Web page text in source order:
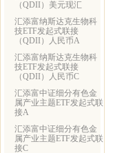
（QDII）美元现汇
汇添富纳斯达克生物科
技ETF发起式联接
（QDII）人民币A
汇添富纳斯达克生物科
技ETF发起式联接
（QDII）人民币C
汇添富中证细分有色金
属产业主题ETF发起式联
接A
汇添富中证细分有色金
属产业主题ETF发起式联
接C